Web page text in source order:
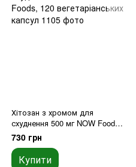
Хітозан з хромом для
схуднення 500 мг NOW Foods,
120 вегетаріанських капсул
730 грн
Купити